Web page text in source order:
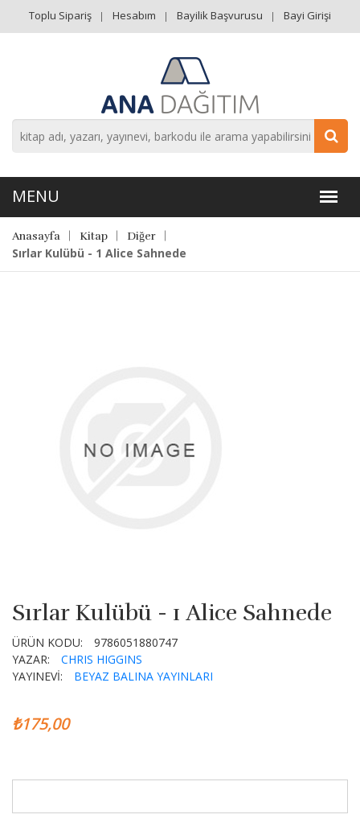
Toplu Sipariş Hesabım Bayilik Başvurusu Bayi Girişi
Anasayfa Kitap Diğer
Sırlar Kulübü - 1 Alice Sahnede
Sırlar Kulübü - 1 Alice Sahnede
ÜRÜN KODU:
9786051880747
YAZAR:
CHRIS HIGGINS
YAYINEVİ:
BEYAZ BALINA YAYINLARI
₺175,00